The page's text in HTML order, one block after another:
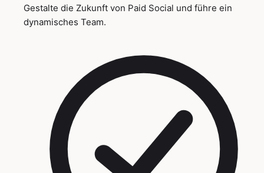
Gestalte die Zukunft von Paid Social und führe ein
dynamisches Team.